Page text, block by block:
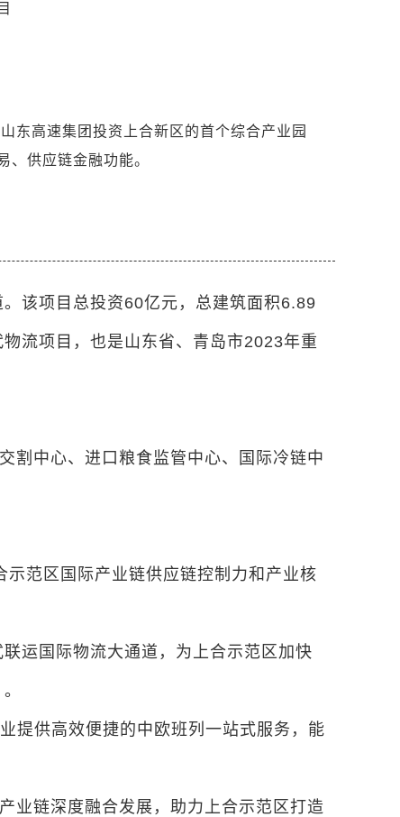
东高速集团投资上合新区的首个综合产业园
、供应链金融功能。
该项目总投资60亿元，总建筑面积6.89
流项目，也是山东省、青岛市2023年重
割中心、进口粮食监管中心、国际冷链中
范区国际产业链供应链控制力和产业核
运国际物流大通道，为上合示范区加快
。
提供高效便捷的中欧班列一站式服务，能
业链深度融合发展，助力上合示范区打造